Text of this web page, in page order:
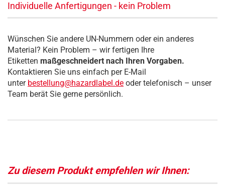
Individuelle Anfertigungen - kein Problem
Wünschen Sie andere UN-Nummern oder ein anderes
Material? Kein Problem – wir fertigen Ihre
Etiketten maßgeschneidert nach Ihren Vorgaben.
Kontaktieren Sie uns einfach per E-Mail
unter bestellung@hazardlabel.de oder telefonisch – unser
Team berät Sie gerne persönlich.
Zu diesem Produkt empfehlen wir Ihnen: